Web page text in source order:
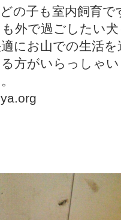
の子も室内飼育で
外で過ごしたい
にお山での生活
方がいらっしゃ